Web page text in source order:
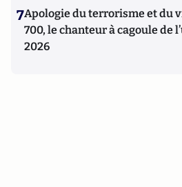
7Apologie du terrorisme et du
700, le chanteur à cagoule de
2026